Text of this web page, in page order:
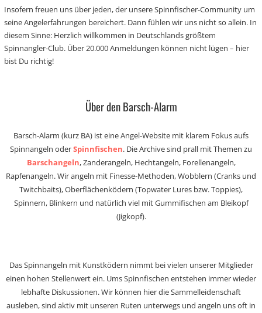
Insofern freuen uns über jeden, der unsere Spinnfischer-Community um
seine Angelerfahrungen bereichert. Dann fühlen wir uns nicht so allein. In
diesem Sinne: Herzlich willkommen in Deutschlands größtem
Spinnangler-Club. Über 20.000 Anmeldungen können nicht lügen – hier
bist Du richtig!
Über den Barsch-Alarm
Barsch-Alarm (kurz BA) ist eine Angel-Website mit klarem Fokus aufs
Spinnangeln oderSpinnfischen. Die Archive sind prall mit Themen zu
Barschangeln, Zanderangeln, Hechtangeln, Forellenangeln,
Rapfenangeln. Wir angeln mit Finesse-Methoden, Wobblern (Cranks und
Twitchbaits), Oberflächenködern (Topwater Lures bzw. Toppies),
Spinnern, Blinkern und natürlich viel mit Gummifischen am Bleikopf
(Jigkopf).
Das Spinnangeln mit Kunstködern nimmt bei vielen unserer Mitglieder
einen hohen Stellenwert ein. Ums Spinnfischen entstehen immer wieder
lebhafte Diskussionen. Wir können hier die Sammelleidenschaft
ausleben, sind aktiv mit unseren Ruten unterwegs und angeln uns oft in